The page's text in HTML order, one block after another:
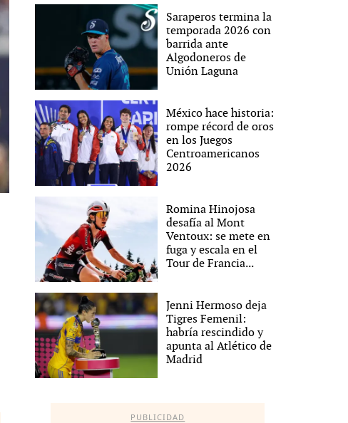
Saraperos termina la
temporada 2026 con
barrida ante
Algodoneros de
Unión Laguna
México hace historia:
rompe récord de oros
en los Juegos
Centroamericanos
2026
Romina Hinojosa
desafía al Mont
Ventoux: se mete en
fuga y escala en el
Tour de Francia...
Jenni Hermoso deja
Tigres Femenil:
habría rescindido y
apunta al Atlético de
Madrid
PUBLICIDAD